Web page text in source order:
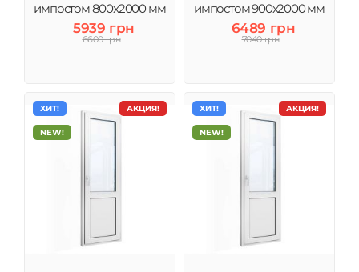
импостом 800x2000 мм
5939 грн
6600 грн
импостом 900x2000 мм
6489 грн
7040 грн
АКЦИЯ!
ХИТ!
NEW!
АКЦИЯ!
ХИТ!
NEW!